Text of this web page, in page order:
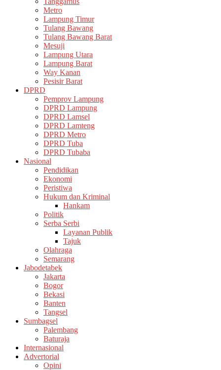
Metro
Lampung Timur
Tulang Bawang
Tulang Bawang Barat
Mesuji
Lampung Utara
Lampung Barat
Way Kanan
Pesisir Barat
DPRD
Pemprov Lampung
DPRD Lampung
DPRD Lamsel
DPRD Lamteng
DPRD Metro
DPRD Tuba
DPRD Tubaba
Nasional
Pendidikan
Ekonomi
Peristiwa
Hukum dan Kriminal
Hankam
Politik
Serba Serbi
Layanan Publik
Tajuk
Olahraga
Semarang
Jabodetabek
Jakarta
Bogor
Bekasi
Banten
Tangsel
Sumbagsel
Palembang
Baturaja
Internasional
Advertorial
Opini